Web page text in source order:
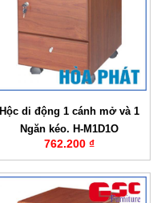
Hộc di động 1 cánh mở và 1
Ngăn kéo. H-M1D1O
762.200 ₫